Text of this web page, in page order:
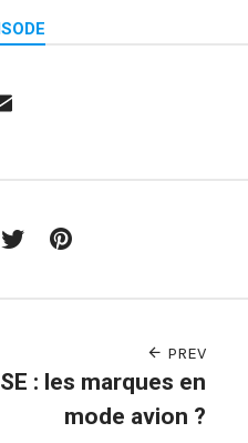
PREV
: les marques en
mode avion ?